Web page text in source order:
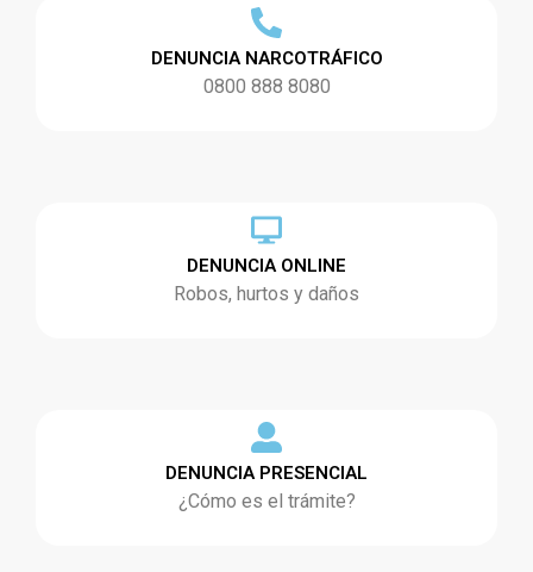
DENUNCIA NARCOTRÁFICO
0800 888 8080
DENUNCIA ONLINE
Robos, hurtos y daños
DENUNCIA PRESENCIAL
¿Cómo es el trámite?